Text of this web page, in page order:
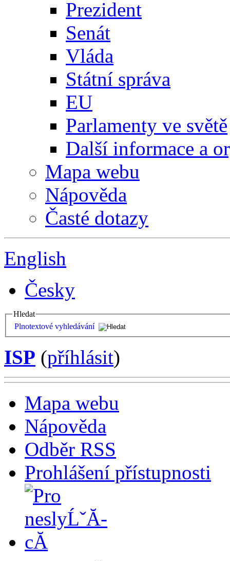
Prezident
Senát
Vláda
Státní správa
EU
Parlamenty ve světě
Další informace a
Mapa webu
Nápověda
Časté dotazy
English
Česky
Hledat
Plnotextové vyhledávání
ISP (příhlásit)
Mapa webu
Nápověda
Odběr RSS
Prohlášení přístupnosti